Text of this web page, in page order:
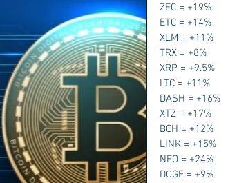
ZEC = +19%
ETC = +14%
XLM = +11%
TRX = +8%
XRP = +9.5%
LTC = +11%
DASH = +16%
XTZ = +17%
BCH = +12%
LINK = +15%
NEO = +24%
DOGE = +9%